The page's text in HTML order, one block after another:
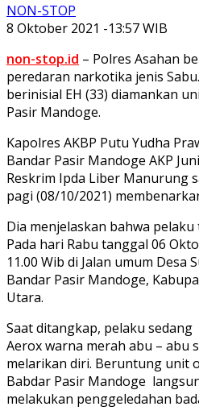
NON-STOP
8 Oktober 2021 -13:57 WIB
non-stop.id – Polres Asahan
peredaran narkotika jenis
berinisial EH (33) diamankan
Pasir Mandoge.
Kapolres AKBP Putu Yudha
Bandar Pasir Mandoge AKP
Reskrim Ipda Liber Manurung
pagi (08/10/2021)
Dia menjelaskan bahwa
Pada hari Rabu tanggal 06
11.00 Wib di Jalan umum Desa
Bandar Pasir Mandoge,
Utara.
Saat ditangkap, pelaku
Aerox warna merah abu – abu
melarikan diri. Beruntung unit
Babdar Pasir Mandoge
melakukan penggeledahan